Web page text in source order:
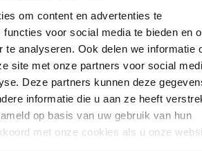
om content en advertenties te
functies voor social media te bieden en
te analyseren. Ook delen we informatie
site met onze partners voor social
Deze partners kunnen deze
informatie die u aan ze heeft
op basis van uw gebruik van hun
met onze cookies als u onze
programma van IVN
in 2017 werd geïnitieerd in
Plastic Soup Foundation en Stichting
met consumenten, bedrijven en
aan ons doel: plasticvrije rivieren